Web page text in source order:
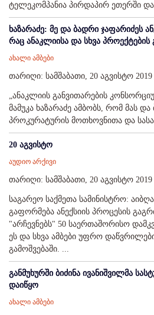
ტელეკომპანია პირდაპირ ეთერში
ხაზარაძე: მე და ბადრი ჯაფარიძეს
რაც ანაკლიისა და სხვა პროექტების
ახალი ამბები
თარიღი: სამშაბათი, 20 აგვისტო 2019
„ანაკლიის განვითარების
მამუკა ხაზარაძე ამბობს, რომ მას
პროკურატურის მოთხოვნითა და
20 აგვისტო
აუდიო არქივი
თარიღი: სამშაბათი, 20 აგვისტო 2019
საგარეო საქმეთა სამინისტრო:
გაფორმება ანექსიის პროცესის
"არჩევნებს" 50 საერთაშორისო
ეს და სხვა ამბები უფრო
გამოშვებაში. ...
განმუხურში ბიძინა ივანიშვილმა
დაიწყო
ახალი ამბები